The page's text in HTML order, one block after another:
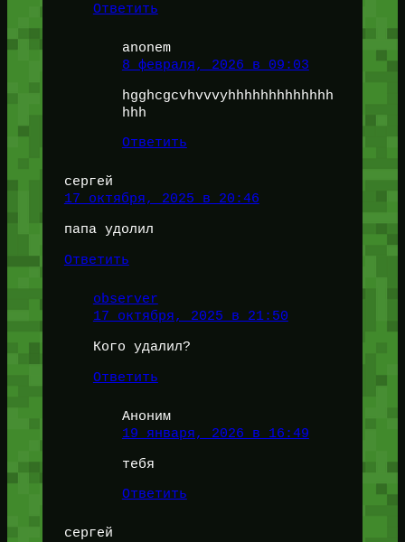
Ответить
anonem
8 февраля, 2026 в 09:03
hgghcgcvhvvvyhhhhhhhhhhhhh
hhh
Ответить
сергей
17 октября, 2025 в 20:46
папа удолил
Ответить
observer
17 октября, 2025 в 21:50
Кого удалил?
Ответить
Аноним
19 января, 2026 в 16:49
тебя
Ответить
сергей